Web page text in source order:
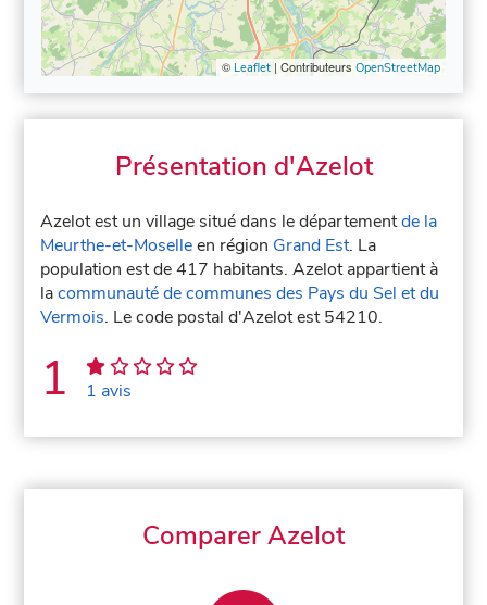
© Leaflet| Contributeurs OpenStreetMap
Présentation d'Azelot
Azelot est un village situé dans le départementde la
Meurthe-et-Moselleen région Grand Est. La
population est de 417 habitants. Azelot appartient à
lacommunauté de communes des Pays du Sel et du
Vermois. Le code postal d'Azelot est 54210.
1 1 avis
Comparer Azelot